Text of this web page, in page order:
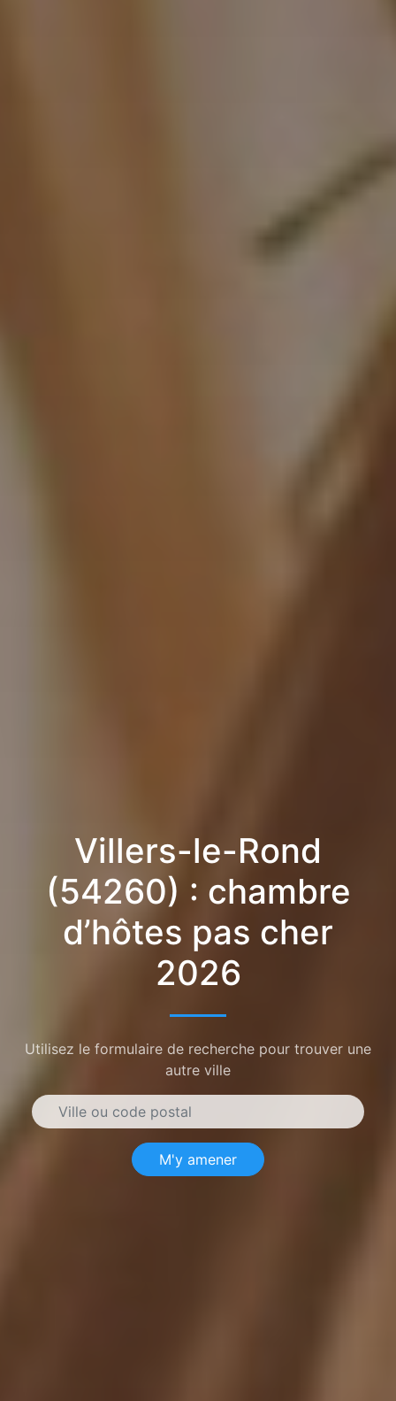
Villers-le-Rond
(54260) : chambre
d’hôtes pas cher
2026
Utilisez le formulaire de recherche pour trouver une
autre ville
M'y amener